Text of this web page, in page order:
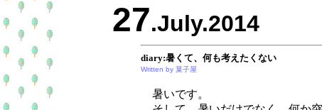
27.July.2014
diary:暑くて、何も考えたくない
Written by 菓子屋
暑いです。